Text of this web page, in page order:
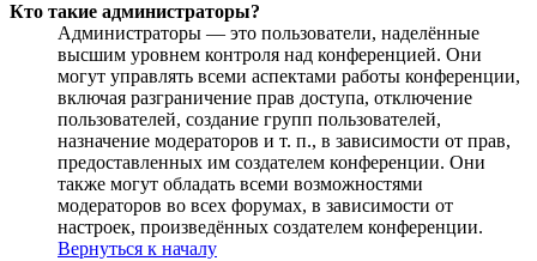
Кто такие администраторы?
Администраторы — это пользователи, наделённые
высшим уровнем контроля над конференцией. Они
могут управлять всеми аспектами работы конференции,
включая разграничение прав доступа, отключение
пользователей, создание групп пользователей,
назначение модераторов и т. п., в зависимости от прав,
предоставленных им создателем конференции. Они
также могут обладать всеми возможностями
модераторов во всех форумах, в зависимости от
настроек, произведённых создателем конференции.
Вернуться к началу